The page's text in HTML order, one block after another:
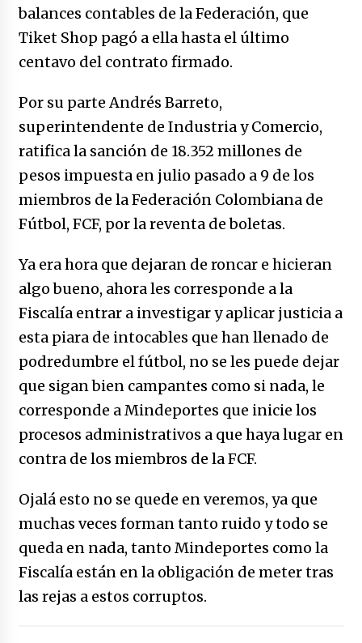
balances contables de la Federación, que
Tiket Shop pagó a ella hasta el último
centavo del contrato firmado.
Por su parte Andrés Barreto,
superintendente de Industria y Comercio,
ratifica la sanción de 18.352 millones de
pesos impuesta en julio pasado a 9 de los
miembros de la Federación Colombiana de
Fútbol, FCF, por la reventa de boletas.
Ya era hora que dejaran de roncar e hicieran
algo bueno, ahora les corresponde a la
Fiscalía entrar a investigar y aplicar justicia a
esta piara de intocables que han llenado de
podredumbre el fútbol, no se les puede dejar
que sigan bien campantes como si nada, le
corresponde a Mindeportes que inicie los
procesos administrativos a que haya lugar en
contra de los miembros de la FCF.
Ojalá esto no se quede en veremos, ya que
muchas veces forman tanto ruido y todo se
queda en nada, tanto Mindeportes como la
Fiscalía están en la obligación de meter tras
las rejas a estos corruptos.